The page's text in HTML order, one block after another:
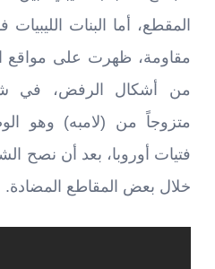
المقطع، أما البنات
مقاومة، ظهرت على مواقع
من أشكال الرفض، في
متزوجاً من (لامبه) وهو
فتيات أوروبا، بعد أن نصح
خلال بعض المقاطع المضادة.